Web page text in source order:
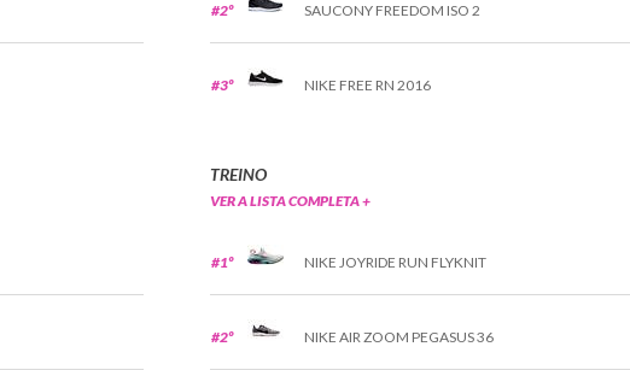
#2º SAUCONY FREEDOM ISO 2
#3º NIKE FREE RN 2016
TREINO
VER A LISTA COMPLETA +
#1º NIKE JOYRIDE RUN FLYKNIT
#2º NIKE AIR ZOOM PEGASUS 36